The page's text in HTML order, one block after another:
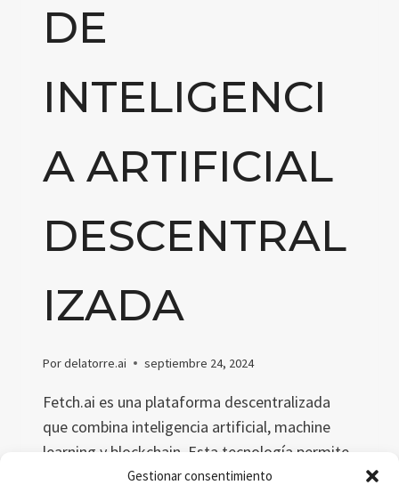
Gestionar consentimiento
DE
INTELIGENCI
A ARTIFICIAL
DESCENTRAL
IZADA
Pordelatorre.ai septiembre 24, 2024
Fetch.ai es una plataforma descentralizada
que combina inteligencia artificial, machine
learning y blockchain. Esta tecnología permite
a los agentes autónomos optimizar procesos